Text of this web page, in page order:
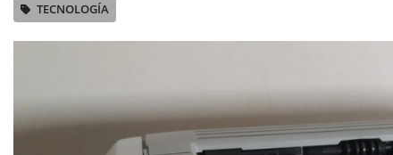
TECNOLOGÍA